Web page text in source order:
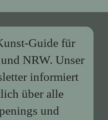
Guide für
NRW. Unser
informiert
über alle
und